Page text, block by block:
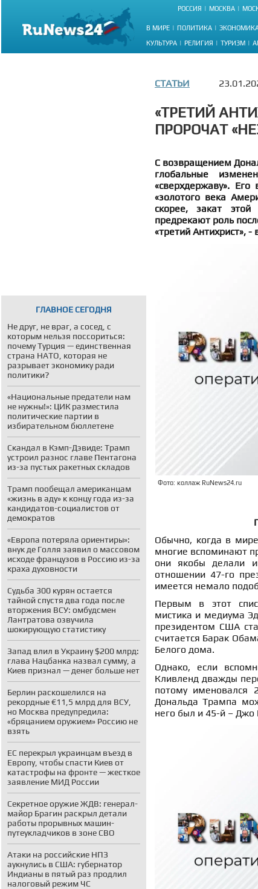
РОССИЯ МОСКВА
В МИРЕ ПОЛИТИКА
КУЛЬТУРА РЕЛИГИЯ ТУРИЗМ
ГЛАВНОЕ СЕГОДНЯ
Не друг, не враг, а сосед, с
которым нельзя поссориться:
почему Турция — единственная
страна НАТО, которая не
разрывает экономику ради
политики?
«Национальные предатели нам
не нужны!»: ЦИК разместила
политические партии в
избирательном бюллетене
Скандал в Кэмп-Дэвиде: Трамп
устроил разнос главе Пентагона
из-за пустых ракетных складов
Трамп пообещал американцам
«жизнь в аду» к концу года из-за
кандидатов-социалистов от
демократов
«Европа потеряла ориентиры»:
внук де Голля заявил о массовом
исходе французов в Россию из-за
краха духовности
Судьба 300 курян остается
тайной спустя два года после
вторжения ВСУ: омбудсмен
Лантратова озвучила
шокирующую статистику
Запад влил в Украину $200 млрд:
глава Нацбанка назвал сумму, а
Киев признал — денег больше нет
Берлин раскошелился на
рекордные €11,5 млрд для ВСУ,
но Москва предупредила:
«бряцанием оружием» Россию не
взять
ЕС перекрыл украинцам въезд в
Европу, чтобы спасти Киев от
катастрофы на фронте — жесткое
заявление МИД России
Секретное оружие ЖДВ: генерал-
майор Брагин раскрыл детали
работы прорывных машин-
путеукладчиков в зоне СВО
Атаки на российские НПЗ
аукнулись в США: губернатор
Индианы в пятый раз продлил
налоговый режим ЧС
СТАТЬИ
«ТРЕТИЙ
ПРОРОЧАТ
С возвращением
глобальные
«сверхдержаву».
«золотого века
скорее, закат
предрекают роль
«третий Антихрист», -
Фото: коллаж RuNews24.ru
Обычно, когда в
многие вспоминают
они якобы делали
отношении 47-го
имеется немало
Первым в этот
мистика и медиума
президентом США
считается Барак
Белого дома.
Однако, если
Кливленд дважды
потому именовался
Дональда Трампа
него был и 45-й – Джо